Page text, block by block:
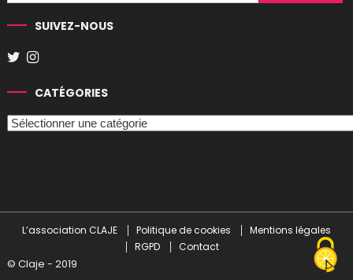
SUIVEZ-NOUS
CATÉGORIES
Catégories
L’association CLAJE Politique de cookies
Mentions légales
RGPD
Contact
© Claje - 2019